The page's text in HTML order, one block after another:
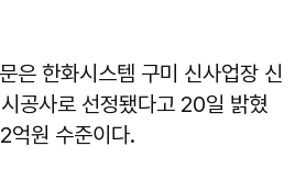
은 한화시스템 구미 신사업장 신
공사로 선정됐다고 20일 밝혔
억원 수준이다.